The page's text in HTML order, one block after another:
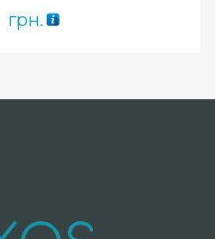
грн.